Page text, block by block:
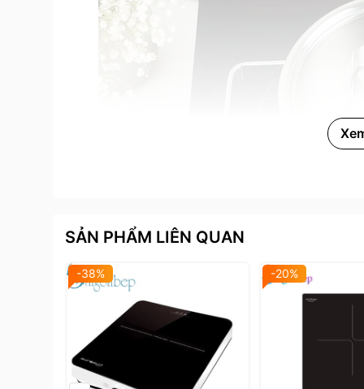
SẢN PHẨM LIÊN QUAN
-38% -20%